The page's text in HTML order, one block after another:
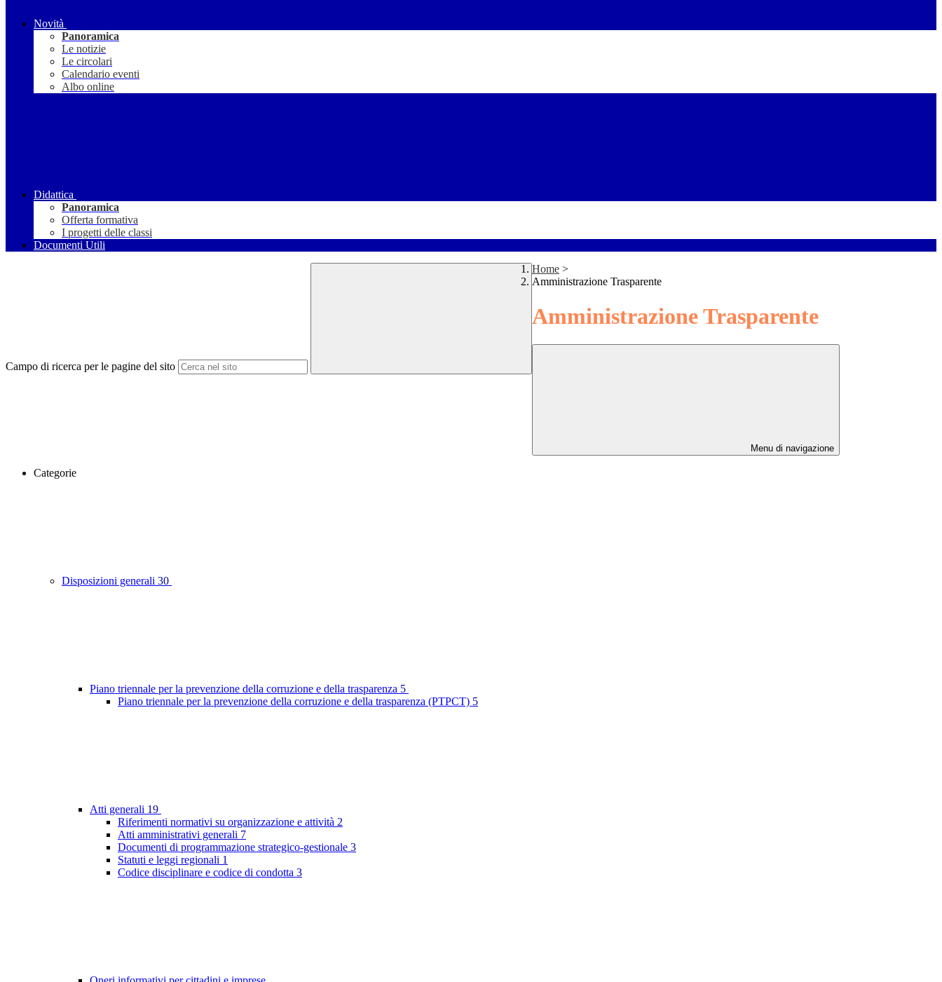
Novità
Panoramica
Le notizie
Le circolari
Calendario eventi
Albo online
Didattica
Panoramica
Offerta formativa
I progetti delle classi
Documenti Utili
Campo di ricerca per le pagine del sito
Home >
Amministrazione Trasparente
Amministrazione Trasparente
Menu di navigazione
Categorie
Disposizioni generali 30
Piano triennale per la prevenzione della corruzione e della trasparenza 5
Piano triennale per la prevenzione della corruzione e della trasparenza (PTPCT) 5
Atti generali 19
Riferimenti normativi su organizzazione e attività 2
Atti amministrativi generali 7
Documenti di programmazione strategico-gestionale 3
Statuti e leggi regionali 1
Codice disciplinare e codice di condotta 3